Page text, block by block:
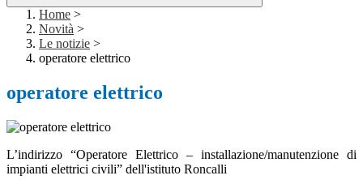
Home >
Novità >
Le notizie >
operatore elettrico
operatore elettrico
L’indirizzo “Operatore Elettrico – installazione/manutenzione di
impianti elettrici civili” dell'istituto Roncalli